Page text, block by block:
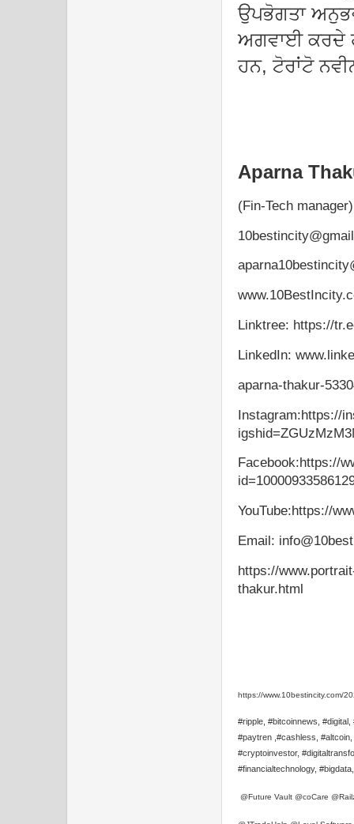
ਉਪਭੋਗਤਾ
ਅਗਵਾਈ ਕਰਦੇ
ਹਨ, ਟੋਰਾਂਟੋ
Aparna
(Fin-Tech manager)
Linktree: https://
LinkedIn:
aparna-thakur-
Instagram:https://
Facebook:https://
YouTube:https://
Email:
https://
thakur.html
https://www.10bestincity.com/
#ripple, #bitcoinnews,
#paytren ,#cashless,
#cryptoinvestor,
#financialtechnology,
@Future Vault @coCare